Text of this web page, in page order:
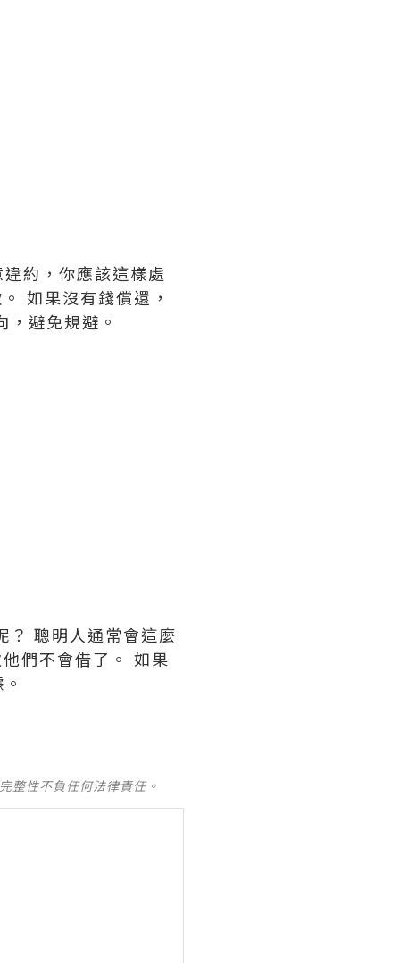
約，你應該這樣處
如果沒有錢償還，
避免規避。
？ 聰明人通常會這麼
們不會借了。 如果
整性不負任何法律責任。